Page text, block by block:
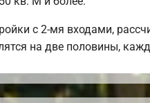
с 2-мя входами,
на две половины,